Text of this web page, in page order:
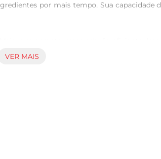
por mais tempo. Sua capacidade
usar, permitindo que você abra e feche o
para armazenar na geladeira.
VER MAIS